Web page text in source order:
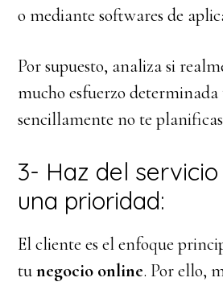
o mediante softwares de
Por supuesto, analiza si
mucho esfuerzo determinada
sencillamente no te
3- Haz del
una prioridad:
El cliente es el enfoque
tunegocio online. Por ello,